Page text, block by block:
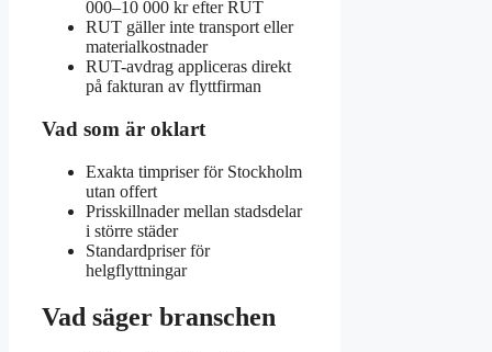
000–10 000 kr efter RUT
RUT gäller inte transport eller
materialkostnader
RUT-avdrag appliceras direkt
på fakturan av flyttfirman
Vad som är oklart
Exakta timpriser för Stockholm
utan offert
Prisskillnader mellan stadsdelar
i större städer
Standardpriser för
helgflyttningar
Vad säger branschen